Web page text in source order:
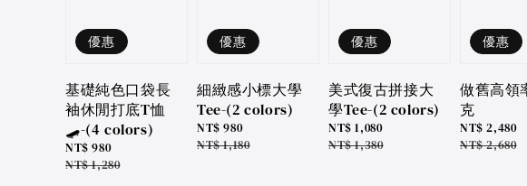
優惠
基礎純色口袋長
袖休閒打底T恤
🛹-(4 colors)
Sale
price
NT$ 980
Regular
NT$ 1,280
優惠
細緻感小標大學
Tee-(2 colors)
Sale
price
NT$ 980
Regular
NT$ 1,180
優惠
美式復古拼接大
學Tee-(2 colors)
Sale
price
NT$ 1,080
Regular
NT$ 1,380
優惠
做舊高領
克
Sale
price
NT$ 2,480
Regular
NT$ 2,680